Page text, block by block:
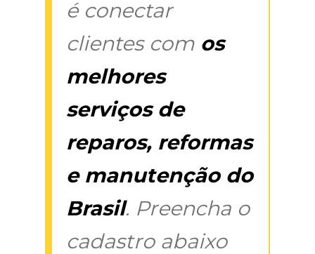
é conectar
clientes com os
melhores
serviços de
reparos, reformas
e manutenção do
Brasil. Preencha o
cadastro abaixo